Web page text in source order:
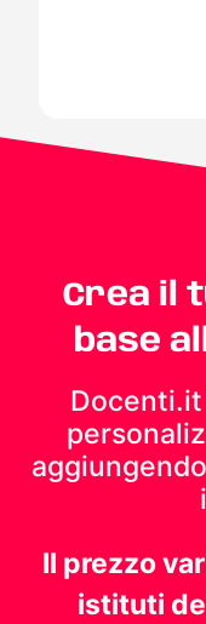
Crea il
base
Il prezzo
istituti